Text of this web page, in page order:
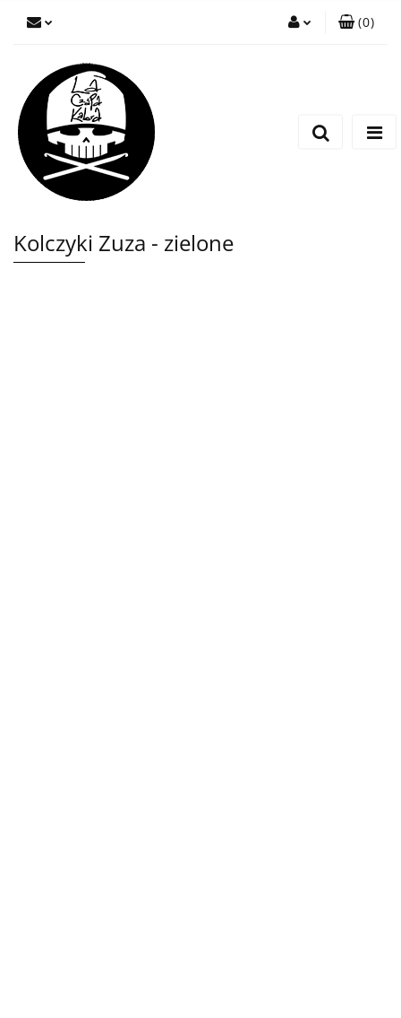
(0)
Kolczyki Zuza - zielone